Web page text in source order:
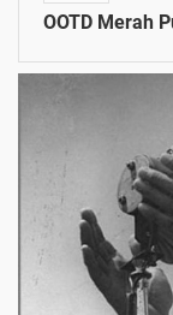
OOTD Merah